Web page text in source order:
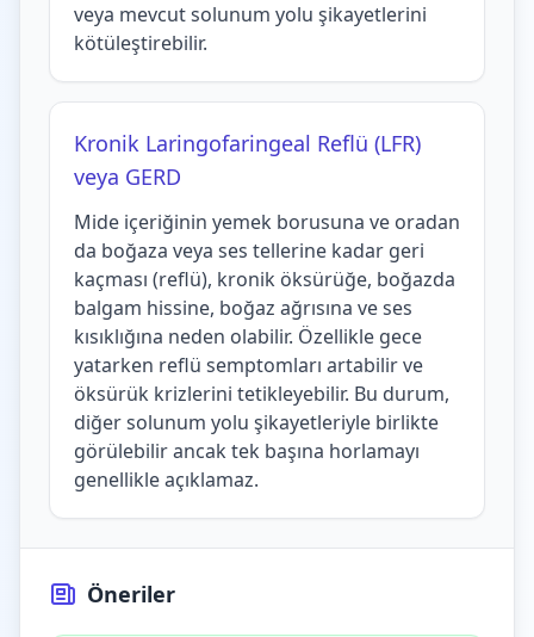
veya mevcut solunum yolu şikayetlerini
kötüleştirebilir.
Kronik Laringofaringeal Reflü (LFR)
veya GERD
Mide içeriğinin yemek borusuna ve oradan
da boğaza veya ses tellerine kadar geri
kaçması (reflü), kronik öksürüğe, boğazda
balgam hissine, boğaz ağrısına ve ses
kısıklığına neden olabilir. Özellikle gece
yatarken reflü semptomları artabilir ve
öksürük krizlerini tetikleyebilir. Bu durum,
diğer solunum yolu şikayetleriyle birlikte
görülebilir ancak tek başına horlamayı
genellikle açıklamaz.
Öneriler